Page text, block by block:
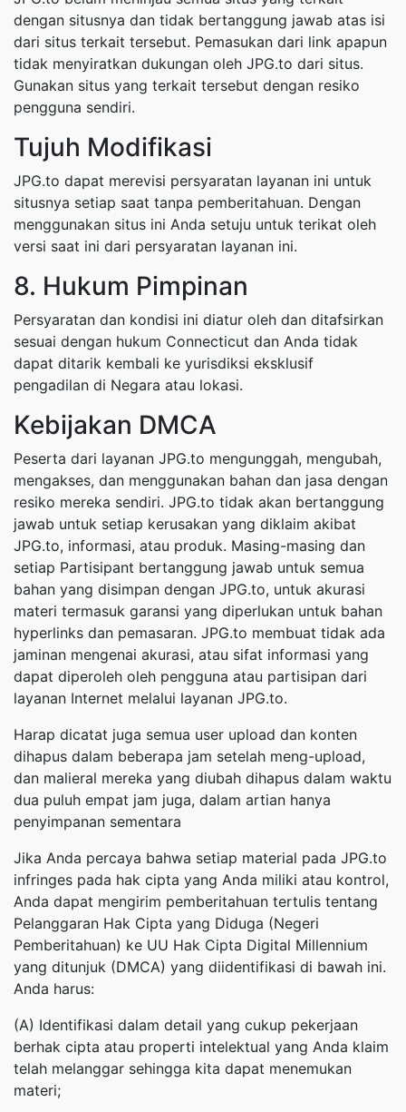
dengan situsnya dan tidak bertanggung jawab atas isi
dari situs terkait tersebut. Pemasukan dari link apapun
tidak menyiratkan dukungan oleh JPG.to dari situs.
Gunakan situs yang terkait tersebut dengan resiko
pengguna sendiri.
Tujuh Modifikasi
JPG.to dapat merevisi persyaratan layanan ini untuk
situsnya setiap saat tanpa pemberitahuan. Dengan
menggunakan situs ini Anda setuju untuk terikat oleh
versi saat ini dari persyaratan layanan ini.
8. Hukum Pimpinan
Persyaratan dan kondisi ini diatur oleh dan ditafsirkan
sesuai dengan hukum Connecticut dan Anda tidak
dapat ditarik kembali ke yurisdiksi eksklusif
pengadilan di Negara atau lokasi.
Kebijakan DMCA
Peserta dari layanan JPG.to mengunggah, mengubah,
mengakses, dan menggunakan bahan dan jasa dengan
resiko mereka sendiri. JPG.to tidak akan bertanggung
jawab untuk setiap kerusakan yang diklaim akibat
JPG.to, informasi, atau produk. Masing-masing dan
setiap Partisipant bertanggung jawab untuk semua
bahan yang disimpan dengan JPG.to, untuk akurasi
materi termasuk garansi yang diperlukan untuk bahan
hyperlinks dan pemasaran. JPG.to membuat tidak ada
jaminan mengenai akurasi, atau sifat informasi yang
dapat diperoleh oleh pengguna atau partisipan dari
layanan Internet melalui layanan JPG.to.
Harap dicatat juga semua user upload dan konten
dihapus dalam beberapa jam setelah meng-upload,
dan malieral mereka yang diubah dihapus dalam waktu
dua puluh empat jam juga, dalam artian hanya
penyimpanan sementara
Jika Anda percaya bahwa setiap material pada JPG.to
infringes pada hak cipta yang Anda miliki atau kontrol,
Anda dapat mengirim pemberitahuan tertulis tentang
Pelanggaran Hak Cipta yang Diduga (Negeri
Pemberitahuan) ke UU Hak Cipta Digital Millennium
yang ditunjuk (DMCA) yang diidentifikasi di bawah ini.
Anda harus:
(A) Identifikasi dalam detail yang cukup pekerjaan
berhak cipta atau properti intelektual yang Anda klaim
telah melanggar sehingga kita dapat menemukan
materi;